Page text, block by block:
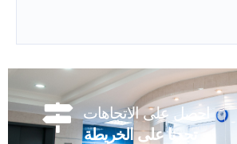
احصل على الاتجاهات
تجدنا على الخريطة